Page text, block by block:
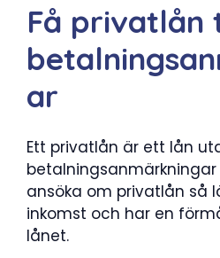
Få privatlån
ar
Ett privatlån är ett lån
ansöka om privatlån så
inkomst och har en
lånet.